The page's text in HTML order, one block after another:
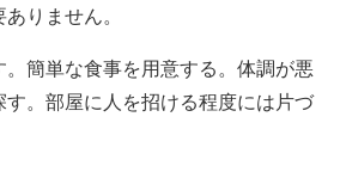
りません。
簡単な食事を用意する。体調が悪
。部屋に人を招ける程度には片づ